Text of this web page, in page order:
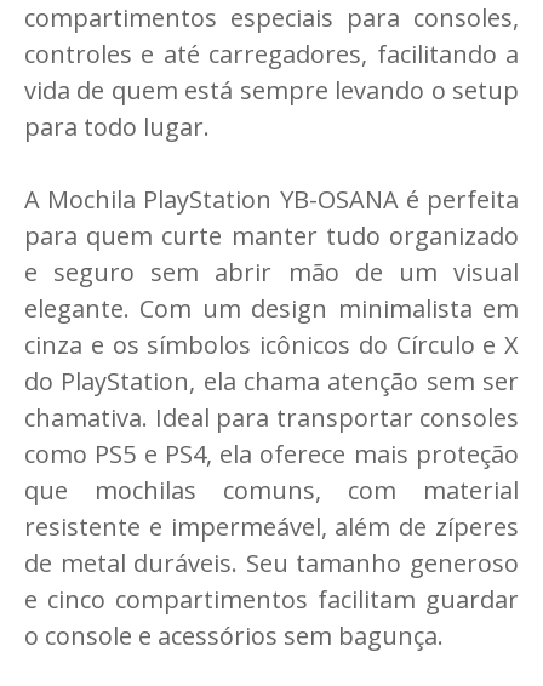
compartimentos especiais para consoles,
controles e até carregadores, facilitando a
vida de quem está sempre levando o setup
para todo lugar.
A Mochila PlayStation YB-OSANA é perfeita
para quem curte manter tudo organizado
e seguro sem abrir mão de um visual
elegante. Com um design minimalista em
cinza e os símbolos icônicos do Círculo e X
do PlayStation, ela chama atenção sem ser
chamativa. Ideal para transportar consoles
como PS5 e PS4, ela oferece mais proteção
que mochilas comuns, com material
resistente e impermeável, além de zíperes
de metal duráveis. Seu tamanho generoso
e cinco compartimentos facilitam guardar
o console e acessórios sem bagunça.